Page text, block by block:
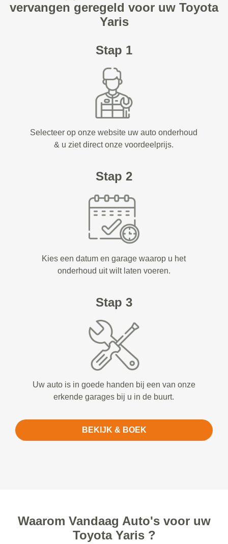
vervangen geregeld voor uw Toyota
Yaris
Stap 1
Selecteer op onze website uw auto onderhoud
& u ziet direct onze voordeelprijs.
Stap 2
Kies een datum en garage waarop u het
onderhoud uit wilt laten voeren.
Stap 3
Uw auto is in goede handen bij een van onze
erkende garages bij u in de buurt.
BEKIJK & BOEK
Waarom Vandaag Auto's voor uw
Toyota Yaris ?